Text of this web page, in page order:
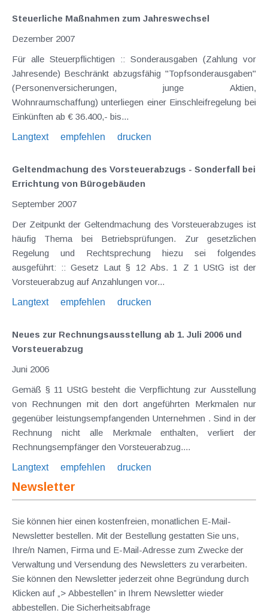
Steuerliche Maßnahmen zum Jahreswechsel
Dezember 2007
Für alle Steuerpflichtigen :: Sonderausgaben (Zahlung vor
Jahresende) Beschränkt abzugsfähig "Topfsonderausgaben"
(Personenversicherungen, junge Aktien,
Wohnraumschaffung) unterliegen einer Einschleifregelung bei
Einkünften ab € 36.400,- bis...
Langtext
empfehlen drucken
Geltendmachung des Vorsteuerabzugs - Sonderfall bei
Errichtung von Bürogebäuden
September 2007
Der Zeitpunkt der Geltendmachung des Vorsteuerabzuges ist
häufig Thema bei Betriebsprüfungen. Zur gesetzlichen
Regelung und Rechtsprechung hiezu sei folgendes
ausgeführt: :: Gesetz Laut § 12 Abs. 1 Z 1 UStG ist der
Vorsteuerabzug auf Anzahlungen vor...
Langtext
empfehlen drucken
Neues zur Rechnungsausstellung ab 1. Juli 2006 und
Vorsteuerabzug
Juni 2006
Gemäß § 11 UStG besteht die Verpflichtung zur Ausstellung
von Rechnungen mit den dort angeführten Merkmalen nur
gegenüber leistungsempfangenden Unternehmen . Sind in der
Rechnung nicht alle Merkmale enthalten, verliert der
Rechnungsempfänger den Vorsteuerabzug....
Langtext
empfehlen drucken
Newsletter
Sie können hier einen kostenfreien, monatlichen E-Mail-
Newsletter bestellen. Mit der Bestellung gestatten Sie uns,
Ihre/n Namen, Firma und E-Mail-Adresse zum Zwecke der
Verwaltung und Versendung des Newsletters zu verarbeiten.
Sie können den Newsletter jederzeit ohne Begründung durch
Klicken auf „> Abbestellen” in Ihrem Newsletter wieder
abbestellen. Die Sicherheitsabfrage